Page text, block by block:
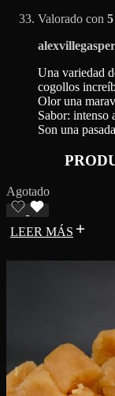
Valorado con 5
Una variedad
cogollos
Olor una
Sabor: intenso
Son una
Agotado
LEER MÁS